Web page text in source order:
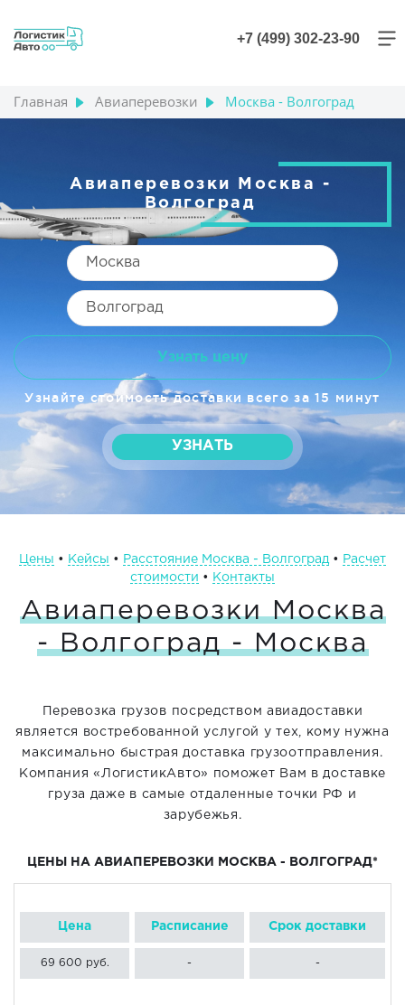
+7 (499) 302-23-90
Главная Авиаперевозки Москва - Волгоград
Авиаперевозки Москва -
Волгоград
Узнать цену
Узнайте стоимость доставки всего за 15 минут
УЗНАТЬ
Цены •‎ Кейсы •‎ Расстояние Москва - Волгоград •
Расчет
стоимости •‎ Контакты
Авиаперевозки Москва
- Волгоград - Москва
Перевозка грузов посредством авиадоставки
является востребованной услугой у тех, кому нужна
максимально быстрая доставка грузоотправления.
Компания «ЛогистикАвто» поможет Вам в доставке
груза даже в самые отдаленные точки РФ и
зарубежья.
ЦЕНЫ НА АВИАПЕРЕВОЗКИ МОСКВА - ВОЛГОГРАД*
Цена Расписание Срок доставки
69 600 руб. - -